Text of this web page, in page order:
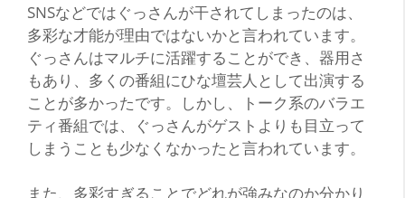
SNSなどではぐっさんが干されてしまったのは、
多彩な才能が理由ではないかと言われています。
ぐっさんはマルチに活躍することができ、器用さ
もあり、多くの番組にひな壇芸人として出演する
ことが多かったです。しかし、トーク系のバラエ
ティ番組では、ぐっさんがゲストよりも目立って
しまうことも少なくなかったと言われています。
また、多彩すぎることでどれが強みなのか分かり